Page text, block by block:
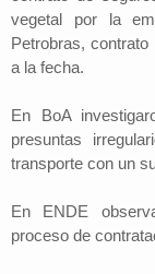
vegetal por la
Petrobras,
a la fecha.
En BoA
presuntas
transporte con un
En ENDE
proceso de